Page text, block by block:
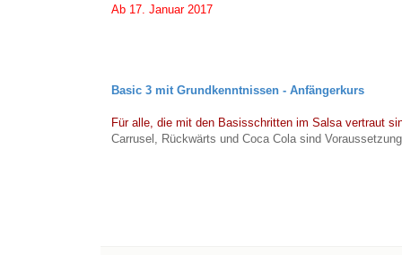
Ab 17. Januar 2017
Basic 3 mit Grundkenntnissen - Anfängerkurs
Für alle, die mit den Basisschritten im Salsa vertraut
Carrusel, Rückwärts und Coca Cola sind